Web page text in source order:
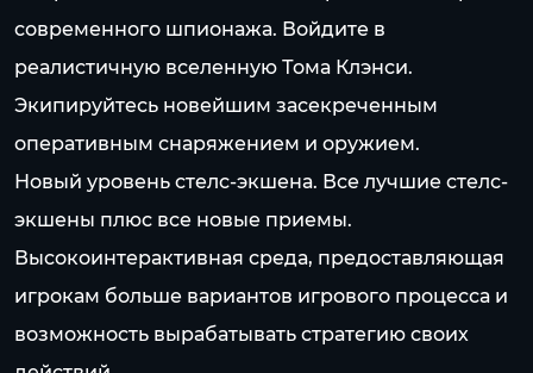
современного шпионажа. Войдите в
реалистичную вселенную Тома Клэнси.
Экипируйтесь новейшим засекреченным
оперативным снаряжением и оружием.
Новый уровень стелс-экшена. Все лучшие стелс-
экшены плюс все новые приемы.
Высокоинтерактивная среда, предоставляющая
игрокам больше вариантов игрового процесса и
возможность вырабатывать стратегию своих